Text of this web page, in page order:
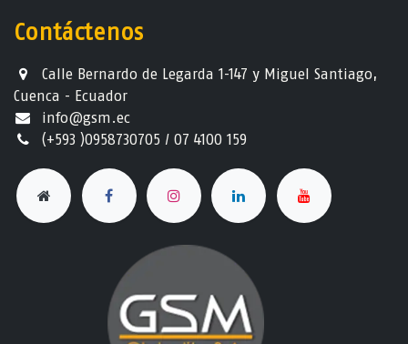
Contáctenos
Calle Bernardo de Legarda 1-147 y Miguel Santiago,
Cuenca - Ecuador
info@gsm.ec​
(+593 )0958730705 / 07 4100 159